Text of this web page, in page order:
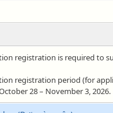
registration is required to
registration period (for
28 – November 3, 2026.